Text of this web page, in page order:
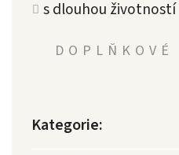
s dlouhou životností
DOPLŇKOVÉ
Kategorie: